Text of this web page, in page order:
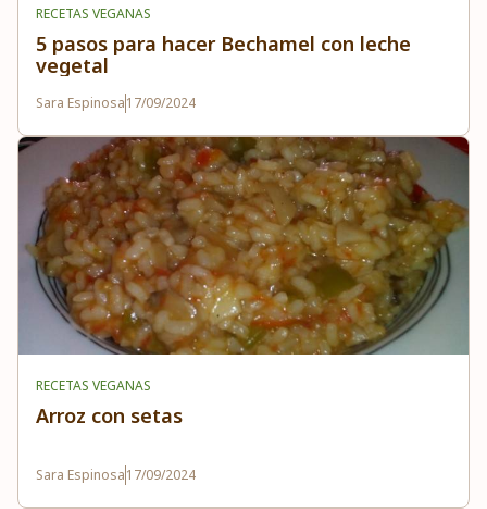
RECETAS VEGANAS
5 pasos para hacer Bechamel con leche
vegetal
Sara Espinosa17/09/2024
RECETAS VEGANAS
Arroz con setas
Sara Espinosa17/09/2024